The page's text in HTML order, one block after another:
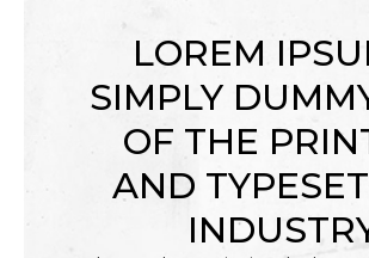
LOREM
SIMPLY
OF THE
AND